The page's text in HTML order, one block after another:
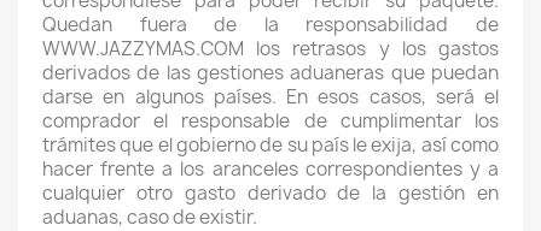
Quedan fuera de la responsabilidad de
WWW.JAZZYMAS.COM los retrasos y los gastos
derivados de las gestiones aduaneras que puedan
darse en algunos países. En esos casos, será el
comprador el responsable de cumplimentar los
trámites que el gobierno de su país le exija, así como
hacer frente a los aranceles correspondientes y a
cualquier otro gasto derivado de la gestión en
aduanas, caso de existir.